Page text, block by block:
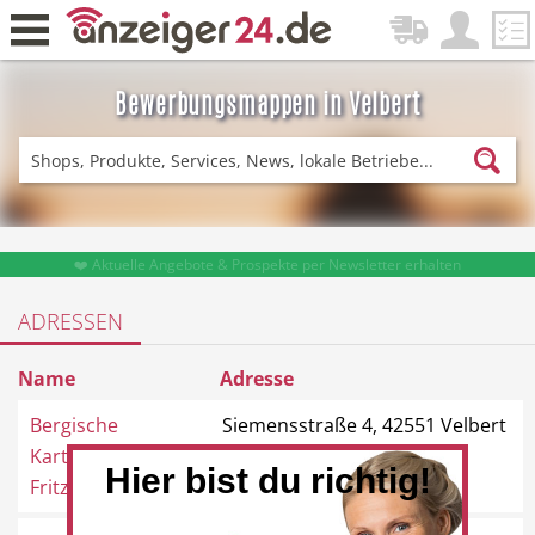
Bewerbungsmappen in Velbert
Zurück
Fitness & Sport Einkaufen
DE-News News
Restaurant Hotel
❤️ Aktuelle Angebote & Prospekte per Newsletter erhalten
ADRESSEN
Name
Adresse
Bergische
Kartonagenfabrik
Fritz...
Siemensstraße 4, 42551 Velbert
Hier bist du richtig!